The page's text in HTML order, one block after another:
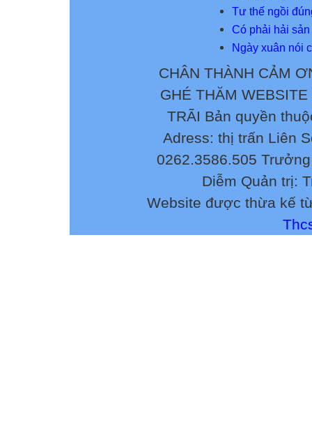
Tư thế ngồi
Có phải hải sản
Ngày xuân nói
CHÂN THÀNH CẢM
GHÉ THĂM
TRÃI Bản quyền
Adress: thị trấn Liên
0262.3586.505
Diễm Quản trị:
Website được thừa kế